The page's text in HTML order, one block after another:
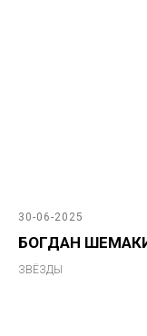
30-06-2025
БОГДАН
ЗВЁЗДЫ